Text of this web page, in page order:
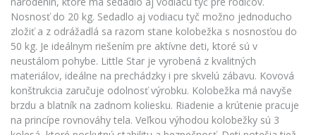
Nosnosť do 20 kg. Sedadlo aj vodiacu tyč možno jednoducho
zložiť a z odrážadlá sa razom stane kolobežka s nosnosťou do
50 kg. Je ideálnym riešením pre aktívne deti, ktoré sú v
neustálom pohybe. Little Star je vyrobená z kvalitných
materiálov, ideálne na prechádzky i pre skvelú zábavu. Kovová
konštrukcia zaručuje odolnosť výrobku. Kolobežka má navyše
brzdu a blatník na zadnom koliesku. Riadenie a krútenie pracuje
na princípe rovnováhy tela. Veľkou výhodou kolobežky sú 3